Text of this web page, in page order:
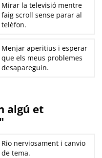
Mirar la televisió mentre
faig scroll sense parar al
telèfon.
Menjar aperitius i esperar
que els meus problemes
desapareguin.
algú et
Rio nerviosament i canvio
de tema.